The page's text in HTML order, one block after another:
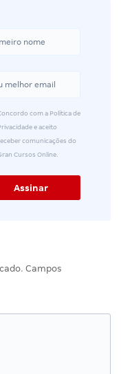
com a Política de
e aceito
comunicações do
Cursos Online.
Campos